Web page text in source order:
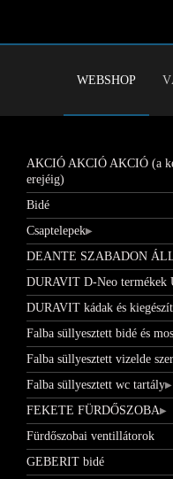
Fő tartalom átugrása
WEBSHOP
AKCIÓ AKCIÓ AKCIÓ (a
erejéig)
Bidé
Csaptelepek
DEANTE SZABADON
DURAVIT D-Neo termékek
DURAVIT kádak és
Falba süllyesztett bidé és
Falba süllyesztett vizelde
Falba süllyesztett wc tartály
FEKETE FÜRDŐSZOBA
Fürdőszobai ventillátorok
GEBERIT bidé